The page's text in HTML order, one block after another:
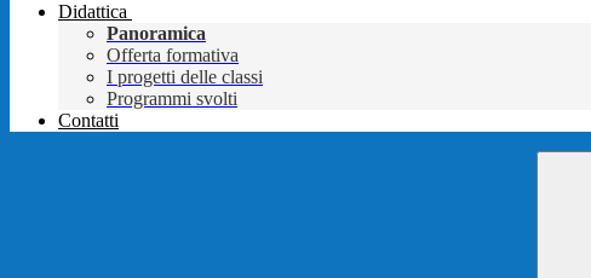
Didattica
Panoramica
Offerta formativa
I progetti delle classi
Programmi svolti
Contatti